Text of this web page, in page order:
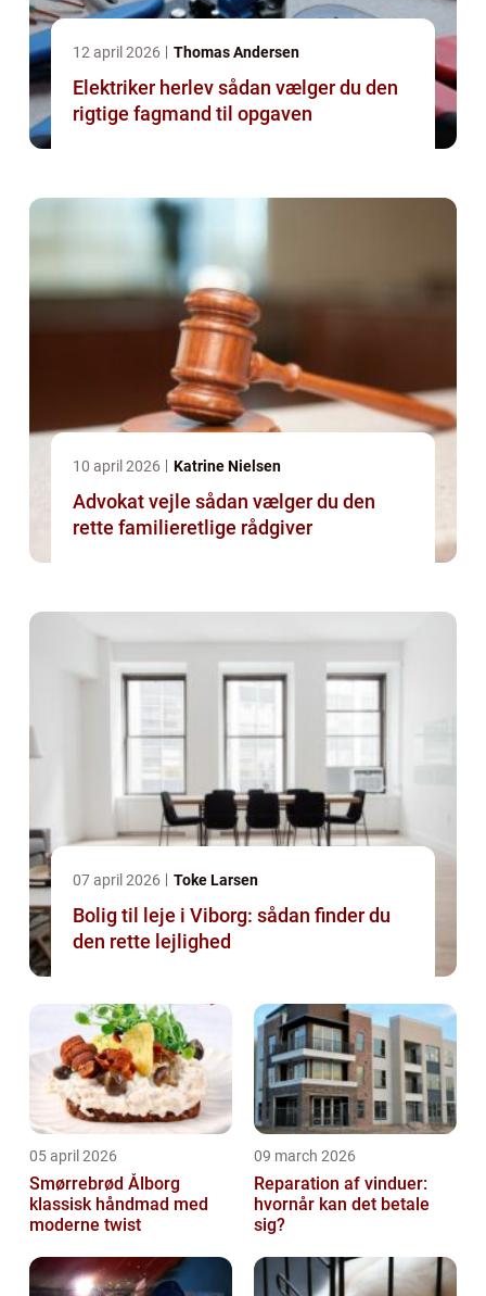
12 april 2026 Thomas Andersen
Elektriker herlev sådan vælger du den
rigtige fagmand til opgaven
10 april 2026 Katrine Nielsen
Advokat vejle sådan vælger du den
rette familieretlige rådgiver
07 april 2026 Toke Larsen
Bolig til leje i Viborg: sådan finder du
den rette lejlighed
05 april 2026
Smørrebrød Ålborg
klassisk håndmad med
moderne twist
09 march 2026
Reparation af vinduer:
hvornår kan det betale
sig?